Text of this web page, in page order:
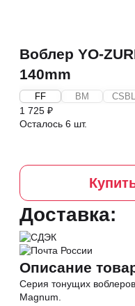
Воблер YO-
140mm
FF BM CSBL
1 725 ₽
Осталось 6 шт.
Доставка:
Описание
Серия тонущих
Magnum.